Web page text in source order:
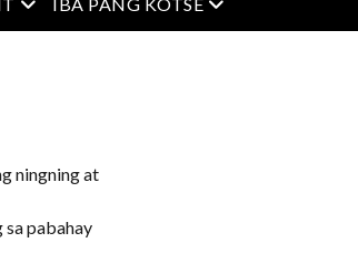
ningning at
pabahay